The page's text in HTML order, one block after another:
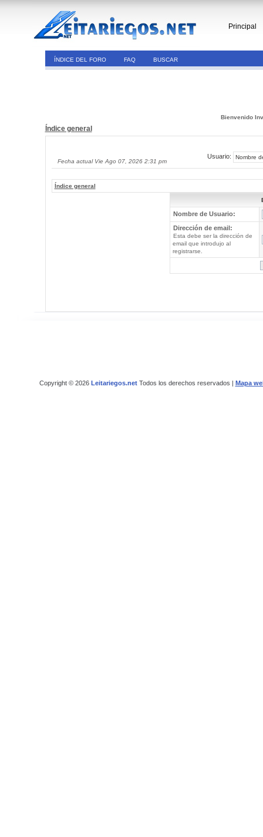
Principal
ÍNDICE DEL FORO FAQ BUSCAR
Bienvenido
Índice general
Fecha actual Vie Ago 07, 2026 2:31 pm
Usuario:
Índice general
Nombre de Usuario:
Dirección de email:
Esta debe ser la dirección de
email que introdujo al
registrarse.
Copyright © 2026 Leitariegos.netTodos los derechos reservados | Mapa